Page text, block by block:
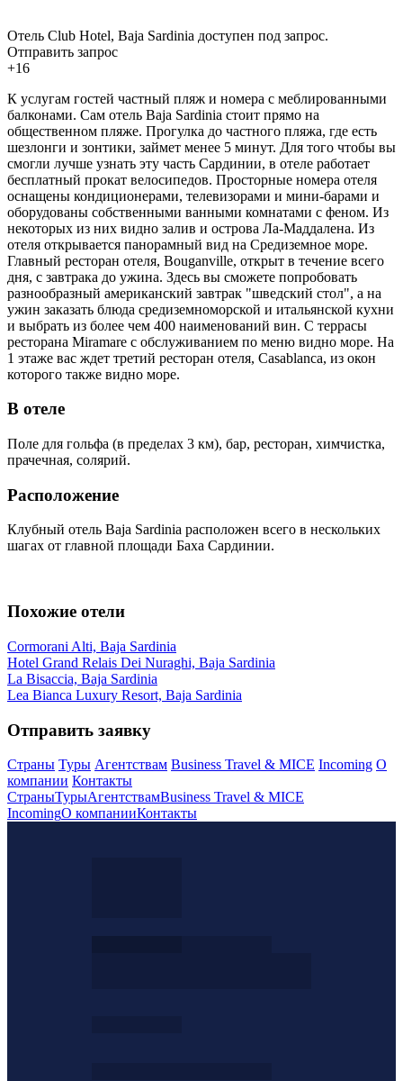
Отель Club Hotel, Baja Sardinia доступен под запрос.
Отправить запрос
+16
К услугам гостей частный пляж и номера с меблированными
балконами. Сам отель Baja Sardinia стоит прямо на
общественном пляже. Прогулка до частного пляжа, где есть
шезлонги и зонтики, займет менее 5 минут. Для того чтобы вы
смогли лучше узнать эту часть Сардинии, в отеле работает
бесплатный прокат велосипедов. Просторные номера отеля
оснащены кондиционерами, телевизорами и мини-барами и
оборудованы собственными ванными комнатами с феном. Из
некоторых из них видно залив и острова Ла-Маддалена. Из
отеля открывается панорамный вид на Средиземное море.
Главный ресторан отеля, Bouganville, открыт в течение всего
дня, с завтрака до ужина. Здесь вы сможете попробовать
разнообразный американский завтрак "шведский стол", а на
ужин заказать блюда средиземноморской и итальянской кухни
и выбрать из более чем 400 наименований вин. С террасы
ресторана Miramare с обслуживанием по меню видно море. На
1 этаже вас ждет третий ресторан отеля, Casablanca, из окон
которого также видно море.
В отеле
Поле для гольфа (в пределах 3 км), бар, ресторан, химчистка,
прачечная, солярий.
Расположение
Клубный отель Baja Sardinia расположен всего в нескольких
шагах от главной площади Баха Сардинии.
Похожие отели
Cormorani Alti, Baja Sardinia
Hotel Grand Relais Dei Nuraghi, Baja Sardinia
La Bisaccia, Baja Sardinia
Lea Bianca Luxury Resort, Baja Sardinia
Отправить заявку
Страны Туры Агентствам Business Travel & MICE Incoming О
компании Контакты
СтраныТурыАгентствамBusiness Travel & MICE
IncomingО компанииКонтакты